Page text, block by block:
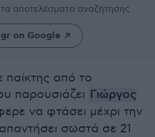
αποτελέσματα αναζήτησης
on Google
παίκτης από το
παρουσιάζει Γιώργος
να φτάσει μέχρι την
σωστά σε 21